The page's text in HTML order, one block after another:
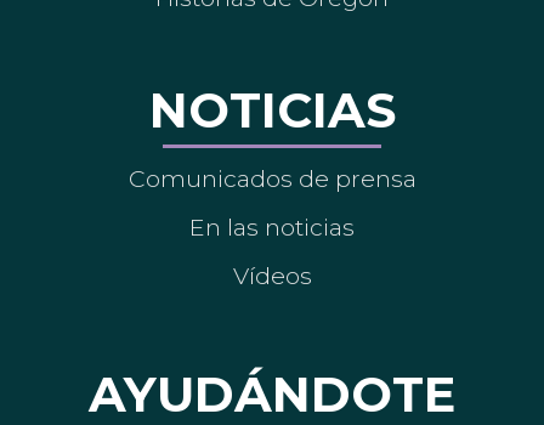
NOTICIAS
Comunicados de prensa
En las noticias
Vídeos
AYUDÁNDOTE